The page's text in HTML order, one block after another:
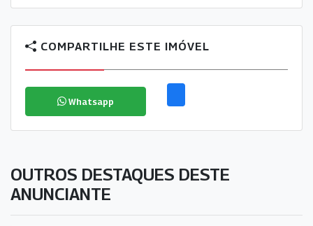
COMPARTILHE ESTE IMÓVEL
Whatsapp
OUTROS DESTAQUES DESTE
ANUNCIANTE